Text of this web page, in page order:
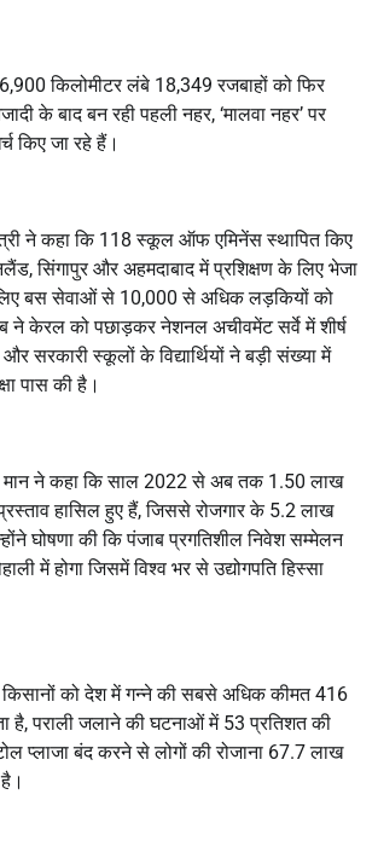
किलोमीटर लंबे 18,349 रजबाहों को फिर
के बाद बन रही पहली नहर, ‘मालवा नहर’ पर
किए जा रहे हैं।
ने कहा कि 118 स्कूल ऑफ एमिनेंस स्थापित किए
सिंगापुर और अहमदाबाद में प्रशिक्षण के लिए भेजा
के लिए बस सेवाओं से 10,000 से अधिक लड़कियों को
ने केरल को पछाड़कर नेशनल अचीवमेंट सर्वे में शीर्ष
सरकारी स्कूलों के विद्यार्थियों ने बड़ी संख्या में
पास की है।
मान ने कहा कि साल 2022 से अब तक 1.50 लाख
हासिल हुए हैं, जिससे रोजगार के 5.2 लाख
घोषणा की कि पंजाब प्रगतिशील निवेश सम्मेलन
में होगा जिसमें विश्व भर से उद्योगपति हिस्सा
किसानों को देश में गन्ने की सबसे अधिक कीमत 416
है, पराली जलाने की घटनाओं में 53 प्रतिशत की
प्लाजा बंद करने से लोगों की रोजाना 67.7 लाख